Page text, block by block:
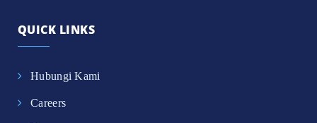
QUICK LINKS
Hubungi Kami
Careers